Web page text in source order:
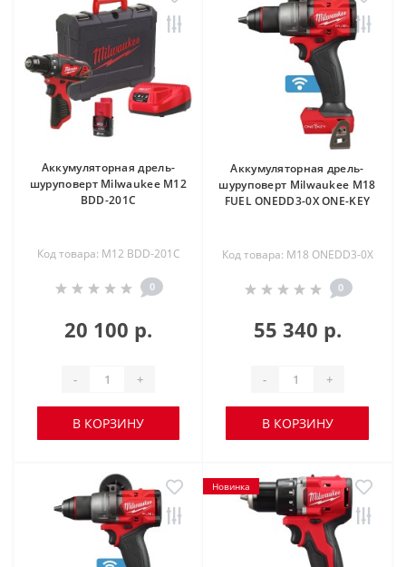
Аккумуляторная дрель-
шуруповерт Milwaukee M12
BDD-201C
Код товара: M12 BDD-201C
0
20 100 р.
- +
В КОРЗИНУ
Аккумуляторная дрель-
шуруповерт Milwaukee M18
FUEL ONEDD3-0X ONE-KEY
Код товара: M18 ONEDD3-0X
0
55 340 р.
- +
В КОРЗИНУ
Новинка